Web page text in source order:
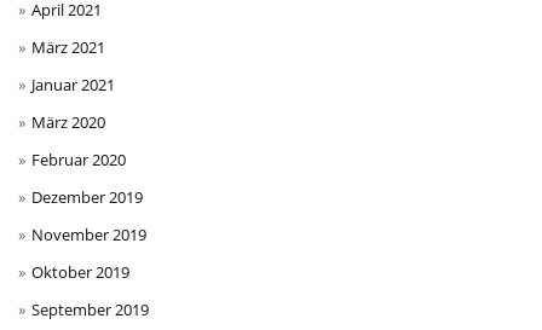
April 2021
März 2021
Januar 2021
März 2020
Februar 2020
Dezember 2019
November 2019
Oktober 2019
September 2019